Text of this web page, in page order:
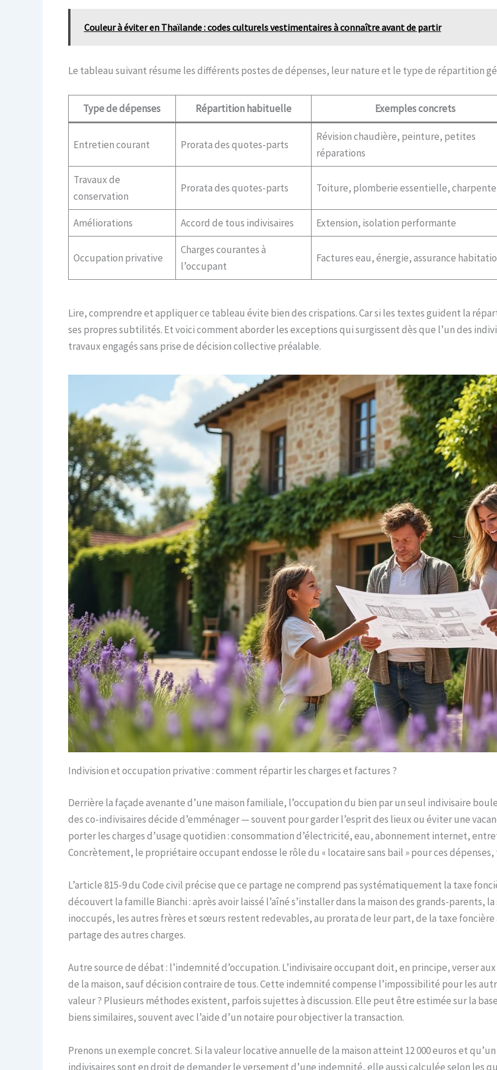
Couleur à éviter en Thaïlande : codes culturels vestimentaires à connaître avant de partir
Le tableau suivant résume les différents postes de dépenses, leur nature et le type de répartition
Type de dépenses Répartition habituelle Exemples concrets
Entretien courant Prorata des quotes-parts
Révision chaudière, peinture, petites
réparations
Travaux de
conservation
Prorata des quotes-parts Toiture, plomberie essentielle, charpente
Améliorations Accord de tous indivisaires Extension, isolation performante
Occupation privative
Charges courantes à
l’occupant
Factures eau, énergie, assurance
Lire, comprendre et appliquer ce tableau évite bien des crispations. Car si les textes guident la
ses propres subtilités. Et voici comment aborder les exceptions qui surgissent dès que l’un des
travaux engagés sans prise de décision collective préalable.
Indivision et occupation privative : comment répartir les charges et factures ?
Derrière la façade avenante d’une maison familiale, l’occupation du bien par un seul indivisaire
des co-indivisaires décide d’emménager — souvent pour garder l’esprit des lieux ou éviter une
porter les charges d’usage quotidien : consommation d’électricité, eau, abonnement internet,
Concrètement, le propriétaire occupant endosse le rôle du « locataire sans bail » pour ces
L’article 815-9 du Code civil précise que ce partage ne comprend pas systématiquement la taxe
découvert la famille Bianchi : après avoir laissé l’aîné s’installer dans la maison des grands-parents,
inoccupés, les autres frères et sœurs restent redevables, au prorata de leur part, de la taxe
partage des autres charges.
Autre source de débat : l’indemnité d’occupation. L’indivisaire occupant doit, en principe, verser
de la maison, sauf décision contraire de tous. Cette indemnité compense l’impossibilité pour les
valeur ? Plusieurs méthodes existent, parfois sujettes à discussion. Elle peut être estimée sur la
biens similaires, souvent avec l’aide d’un notaire pour objectiver la transaction.
Prenons un exemple concret. Si la valeur locative annuelle de la maison atteint 12 000 euros et
indivisaires sont en droit de demander le versement d’une indemnité, elle aussi calculée selon les